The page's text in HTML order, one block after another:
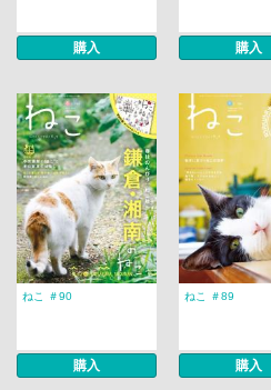
購入 購入
ねこ ＃90
購入
ねこ ＃89
購入